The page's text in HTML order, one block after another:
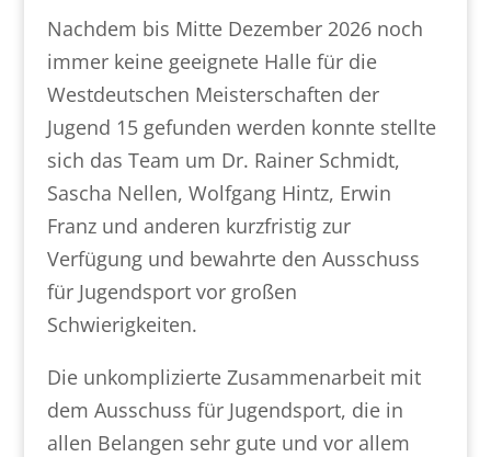
Nachdem bis Mitte Dezember 2026 noch
immer keine geeignete Halle für die
Westdeutschen Meisterschaften der
Jugend 15 gefunden werden konnte stellte
sich das Team um Dr. Rainer Schmidt,
Sascha Nellen, Wolfgang Hintz, Erwin
Franz und anderen kurzfristig zur
Verfügung und bewahrte den Ausschuss
für Jugendsport vor großen
Schwierigkeiten.
Die unkomplizierte Zusammenarbeit mit
dem Ausschuss für Jugendsport, die in
allen Belangen sehr gute und vor allem